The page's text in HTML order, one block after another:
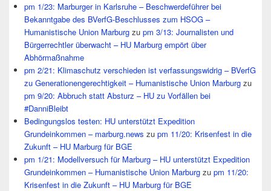
pm 1/23: Marburger in Karlsruhe – Beschwerdeführer bei
Bekanntgabe des BVerfG-Beschlusses zum HSOG –
Humanistische Union Marburg zu pm 3/13: Journalisten und
Bürgerrechtler überwacht – HU Marburg empört über
Abhörmaßnahme
pm 2/21: Klimaschutz verschieden ist verfassungswidrig – BVerfG
zu Generationengerechtigkeit – Humanistische Union Marburg zu
pm 9/20: Abbruch statt Absturz – HU zu Vorfällen bei
#DanniBleibt
Bedingungslos testen: HU unterstützt Expedition
Grundeinkommen – marburg.news zu pm 11/20: Krisenfest in die
Zukunft – HU Marburg für BGE
pm 1/21: Modellversuch für Marburg – HU unterstützt Expedition
Grundeinkommen – Humanistische Union Marburg zu pm 11/20:
Krisenfest in die Zukunft – HU Marburg für BGE